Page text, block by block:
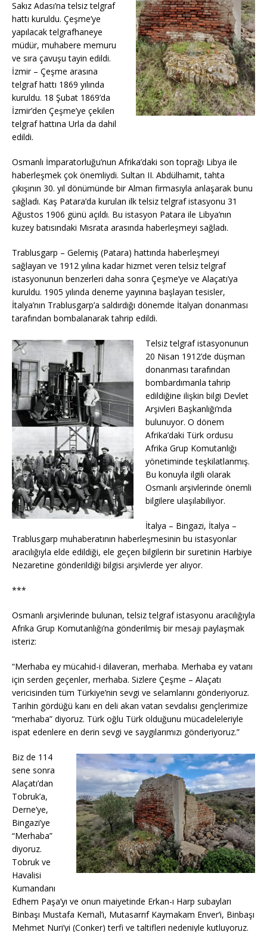
Sakız Adası’na telsiz telgraf
hattı kuruldu. Çeşme’ye
yapılacak telgrafhaneye
müdür, muhabere memuru
ve sıra çavuşu tayin edildi.
İzmir – Çeşme arasına
telgraf hattı 1869 yılında
kuruldu. 18 Şubat 1869’da
İzmir’den Çeşme’ye çekilen
telgraf hattına Urla da dahil
edildi.
Osmanlı İmparatorluğu’nun Afrika’daki son toprağı Libya ile
haberleşmek çok önemliydi. Sultan II. Abdülhamit, tahta
çıkışının 30. yıl dönümünde bir Alman firmasıyla anlaşarak bunu
sağladı. Kaş Patara’da kurulan ilk telsiz telgraf istasyonu 31
Ağustos 1906 günü açıldı. Bu istasyon Patara ile Libya’nın
kuzey batısındaki Mısrata arasında haberleşmeyi sağladı.
Trablusgarp – Gelemiş (Patara) hattında haberleşmeyi
sağlayan ve 1912 yılına kadar hizmet veren telsiz telgraf
istasyonunun benzerleri daha sonra Çeşme’ye ve Alaçatı’ya
kuruldu. 1905 yılında deneme yayınına başlayan tesisler,
İtalya’nın Trablusgarp’a saldırdığı dönemde İtalyan donanması
tarafından bombalanarak tahrip edildi.
Telsiz telgraf istasyonunun
20 Nisan 1912’de düşman
donanması tarafından
bombardımanla tahrip
edildiğine ilişkin bilgi Devlet
Arşivleri Başkanlığı’nda
bulunuyor. O dönem
Afrika’daki Türk ordusu
Afrika Grup Komutanlığı
yönetiminde teşkilatlanmış.
Bu konuyla ilgili olarak
Osmanlı arşivlerinde önemli
bilgilere ulaşılabiliyor.
İtalya – Bingazi, İtalya –
Trablusgarp muhaberatının haberleşmesinin bu istasyonlar
aracılığıyla elde edildiği, ele geçen bilgilerin bir suretinin Harbiye
Nezaretine gönderildiği bilgisi arşivlerde yer alıyor.
***
Osmanlı arşivlerinde bulunan, telsiz telgraf istasyonu aracılığıyla
Afrika Grup Komutanlığı’na gönderilmiş bir mesajı paylaşmak
isteriz:
“Merhaba ey mücahid-i dilaveran, merhaba. Merhaba ey vatanı
için serden geçenler, merhaba. Sizlere Çeşme – Alaçatı
vericisinden tüm Türkiye’nin sevgi ve selamlarını gönderiyoruz.
Tarihin gördüğü kanı en deli akan vatan sevdalısı gençlerimize
“merhaba” diyoruz. Türk oğlu Türk olduğunu mücadeleleriyle
ispat edenlere en derin sevgi ve saygılarımızı gönderiyoruz.”
Biz de 114
sene sonra
Alaçatı’dan
Tobruk’a,
Derne’ye,
Bingazi’ye
“Merhaba”
diyoruz.
Tobruk ve
Havalisi
Kumandanı
Edhem Paşa’yı ve onun maiyetinde Erkan-ı Harp subayları
Binbaşı Mustafa Kemal’i, Mutasarrıf Kaymakam Enver’i, Binbaşı
Mehmet Nuri’yi (Conker) terfi ve taltifleri nedeniyle kutluyoruz.